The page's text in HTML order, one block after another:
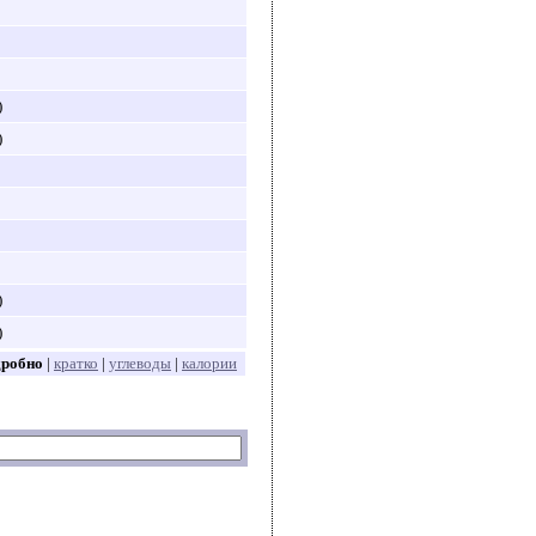
| кратко | углеводы | калории